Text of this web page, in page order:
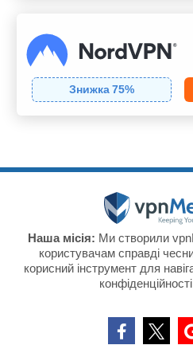
Знижка75%
Наша місія: Ми створили
користувачам справді
корисний інструмент для